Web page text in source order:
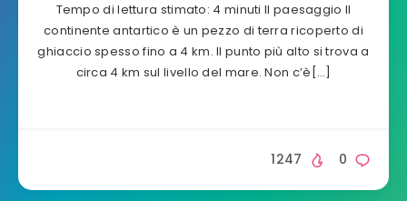
Tempo di lettura stimato: 4 minuti Il paesaggio Il
continente antartico è un pezzo di terra ricoperto di
ghiaccio spesso fino a 4 km. Il punto più alto si trova a
circa 4 km sul livello del mare. Non c’è[…]
0
1247